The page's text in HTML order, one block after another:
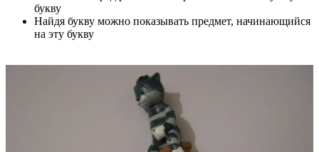
букву
Найдя букву можно показывать предмет, начинающийся
на эту букву